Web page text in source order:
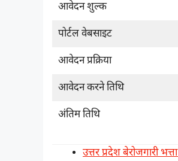
आवेदन शुल्क
पोर्टल वेबसाइट
आवेदन प्रक्रिया
आवेदन करने तिथि
अंतिम तिथि
उत्तर प्रदेश बेरोजगारी